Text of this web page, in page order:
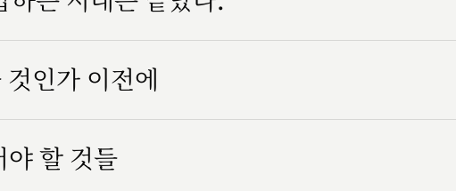
인가 이전에
야 할 것들